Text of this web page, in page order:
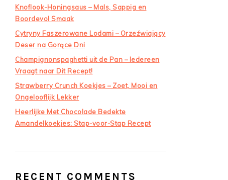
Knoflook-Honingsaus – Mals, Sappig en
Boordevol Smaak
Cytryny Faszerowane Lodami – Orzeźwiający
Deser na Gorące Dni
Champignonspaghetti uit de Pan – Iedereen
Vraagt naar Dit Recept!
Strawberry Crunch Koekjes – Zoet, Mooi en
Ongelooflijk Lekker
Heerlijke Met Chocolade Bedekte
Amandelkoekjes: Stap-voor-Stap Recept
RECENT COMMENTS